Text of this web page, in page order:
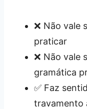
❌ Não vale
praticar
❌ Não vale
gramática
✅ Faz
travamento